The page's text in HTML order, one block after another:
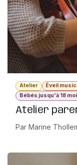
Atelier Éveil
Bébés jusqu'à 18
Atelier
Par Marine